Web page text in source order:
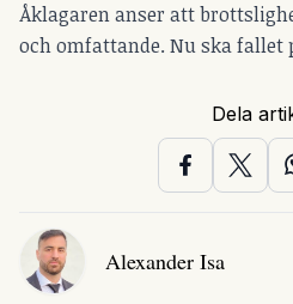
Åklagaren anser att
och omfattande. Nu ska fallet
Dela
Alexander Isa